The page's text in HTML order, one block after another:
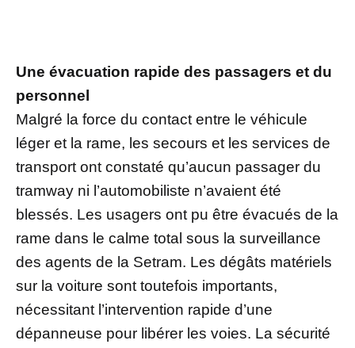
Une évacuation rapide des passagers et du
personnel
Malgré la force du contact entre le véhicule
léger et la rame, les secours et les services de
transport ont constaté qu’aucun passager du
tramway ni l’automobiliste n’avaient été
blessés. Les usagers ont pu être évacués de la
rame dans le calme total sous la surveillance
des agents de la Setram. Les dégâts matériels
sur la voiture sont toutefois importants,
nécessitant l’intervention rapide d’une
dépanneuse pour libérer les voies. La sécurité